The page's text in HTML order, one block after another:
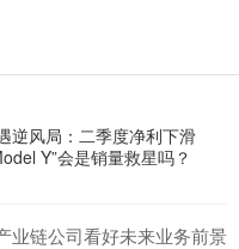
逆风局：二季度净利下滑
Y”会是销量救星吗？
业链公司看好未来业务前景